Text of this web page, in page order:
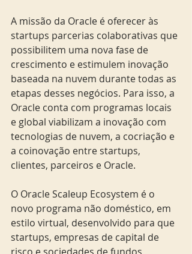
A missão da Oracle é oferecer às
startups parcerias colaborativas que
possibilitem uma nova fase de
crescimento e estimulem inovação
baseada na nuvem durante todas as
etapas desses negócios. Para isso, a
Oracle conta com programas locais
e global viabilizam a inovação com
tecnologias de nuvem, a cocriação e
a coinovação entre startups,
clientes, parceiros e Oracle.
O Oracle Scaleup Ecosystem é o
novo programa não doméstico, em
estilo virtual, desenvolvido para que
startups, empresas de capital de